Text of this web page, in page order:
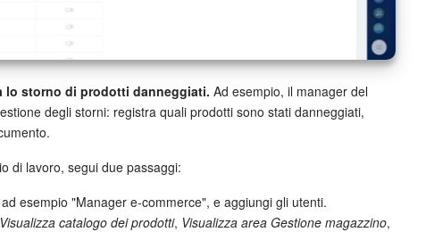
lo storno di prodotti danneggiati. Ad esempio, il manager del
degli storni: registra quali prodotti sono stati danneggiati,
di lavoro, segui due passaggi:
esempio "Manager e-commerce", e aggiungi gli utenti.
Visualizza catalogo dei prodotti, Visualizza area Gestione magazzino,